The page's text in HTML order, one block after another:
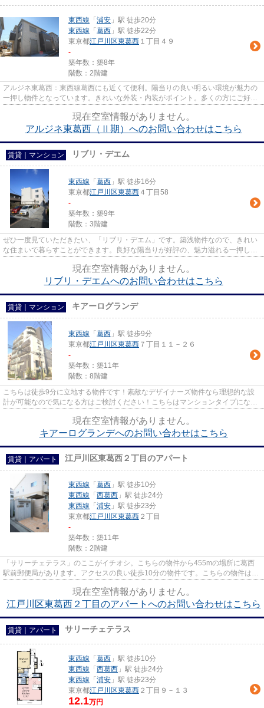
東西線 「 浦安 」駅 徒歩20分
東西線 「 葛西 」駅 徒歩22分
東京都江戸川区東葛西 １丁目４９
-
築年数：築8年
階数：2階建
アルジネ東葛西：東西線葛西にも近くて便利。陽当りの良い明るい環境が魅力の
一押し物件となっています。きれいな外装・内装がポイント。多くの方にご好評
現在空室情報がありません。
アルジネ東葛西（Ⅱ期）へのお問い合わせはこちら
賃貸｜マンション リブリ・デエム
東西線 「 葛西 」駅 徒歩16分
東京都江戸川区東葛西 ４丁目58
-
築年数：築9年
階数：3階建
ぜひ一度見ていただきたい、「リブリ・デエム」です。築浅物件なので、きれい
な住まいで暮らすことができます。良好な陽当りが好評の、魅力溢れる一押しの
現在空室情報がありません。
リブリ・デエムへのお問い合わせはこちら
賃貸｜マンション キアーログランデ
東西線 「 葛西 」駅 徒歩9分
東京都江戸川区東葛西 ７丁目１１－２６
-
築年数：築11年
階数：8階建
こちらは徒歩9分に立地する物件です！素敵なデザイナーズ物件なら理想的な設
計が可能なので気になる方はご検討ください！こちらはマンションタイプになり
現在空室情報がありません。
キアーログランデへのお問い合わせはこちら
賃貸｜アパート 江戸川区東葛西２丁目のアパート
東西線 「 葛西 」駅 徒歩10分
東西線 「 西葛西 」駅 徒歩24分
東西線 「 浦安 」駅 徒歩23分
東京都江戸川区東葛西 ２丁目
-
築年数：築11年
階数：2階建
「サリーチェテラス」のここがイチオシ。こちらの物件から455mの場所に葛西
駅前郵便局があります。アクセスの良い徒歩10分の物件です。こちらの物件は築
現在空室情報がありません。
江戸川区東葛西２丁目のアパートへのお問い合わせはこちら
賃貸｜アパート サリーチェテラス
東西線 「 葛西 」駅 徒歩10分
東西線 「 西葛西 」駅 徒歩24分
東西線 「 浦安 」駅 徒歩23分
東京都江戸川区東葛西 ２丁目９－１３
12.1万円